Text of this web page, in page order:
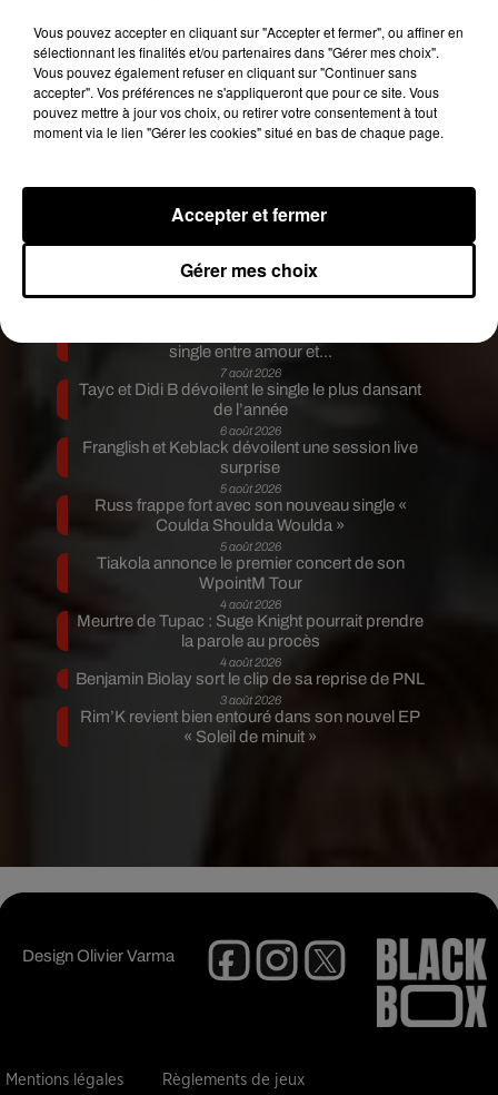
Publié : 25 octobre 2018 à 15h20 par Aurélie
single entre amour et...
7 août 2026
Tayc et Didi B dévoilent le single le plus dansant
de l’année
6 août 2026
Franglish et Keblack dévoilent une session live
surprise
5 août 2026
Russ frappe fort avec son nouveau single «
Coulda Shoulda Woulda »
5 août 2026
Tiakola annonce le premier concert de son
WpointM Tour
4 août 2026
Meurtre de Tupac : Suge Knight pourrait prendre
la parole au procès
4 août 2026
Benjamin Biolay sort le clip de sa reprise de PNL
3 août 2026
Rim’K revient bien entouré dans son nouvel EP
« Soleil de minuit »
DesignOlivier Varma
Mentions légales Règlements de jeux
Vous pouvez accepter en cliquant sur "Accepter et fermer", ou affiner en
sélectionnant les finalités et/ou partenaires dans "Gérer mes choix".
Vous pouvez également refuser en cliquant sur "Continuer sans
accepter". Vos préférences ne s'appliqueront que pour ce site. Vous
pouvez mettre à jour vos choix, ou retirer votre consentement à tout
moment via le lien "Gérer les cookies" situé en bas de chaque page.
Gérer mes choix
Accepter et fermer